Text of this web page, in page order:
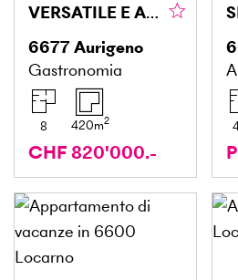
VERSATILE E AFFASCIANTE
6677Aurigeno
Gastronomia
8 420m2
CHF 820'000.-